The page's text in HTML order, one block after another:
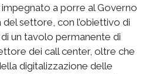
impegnato a porre al Governo
settore, con l’obiettivo di
un tavolo permanente di
dei call center, oltre che
digitalizzazione delle